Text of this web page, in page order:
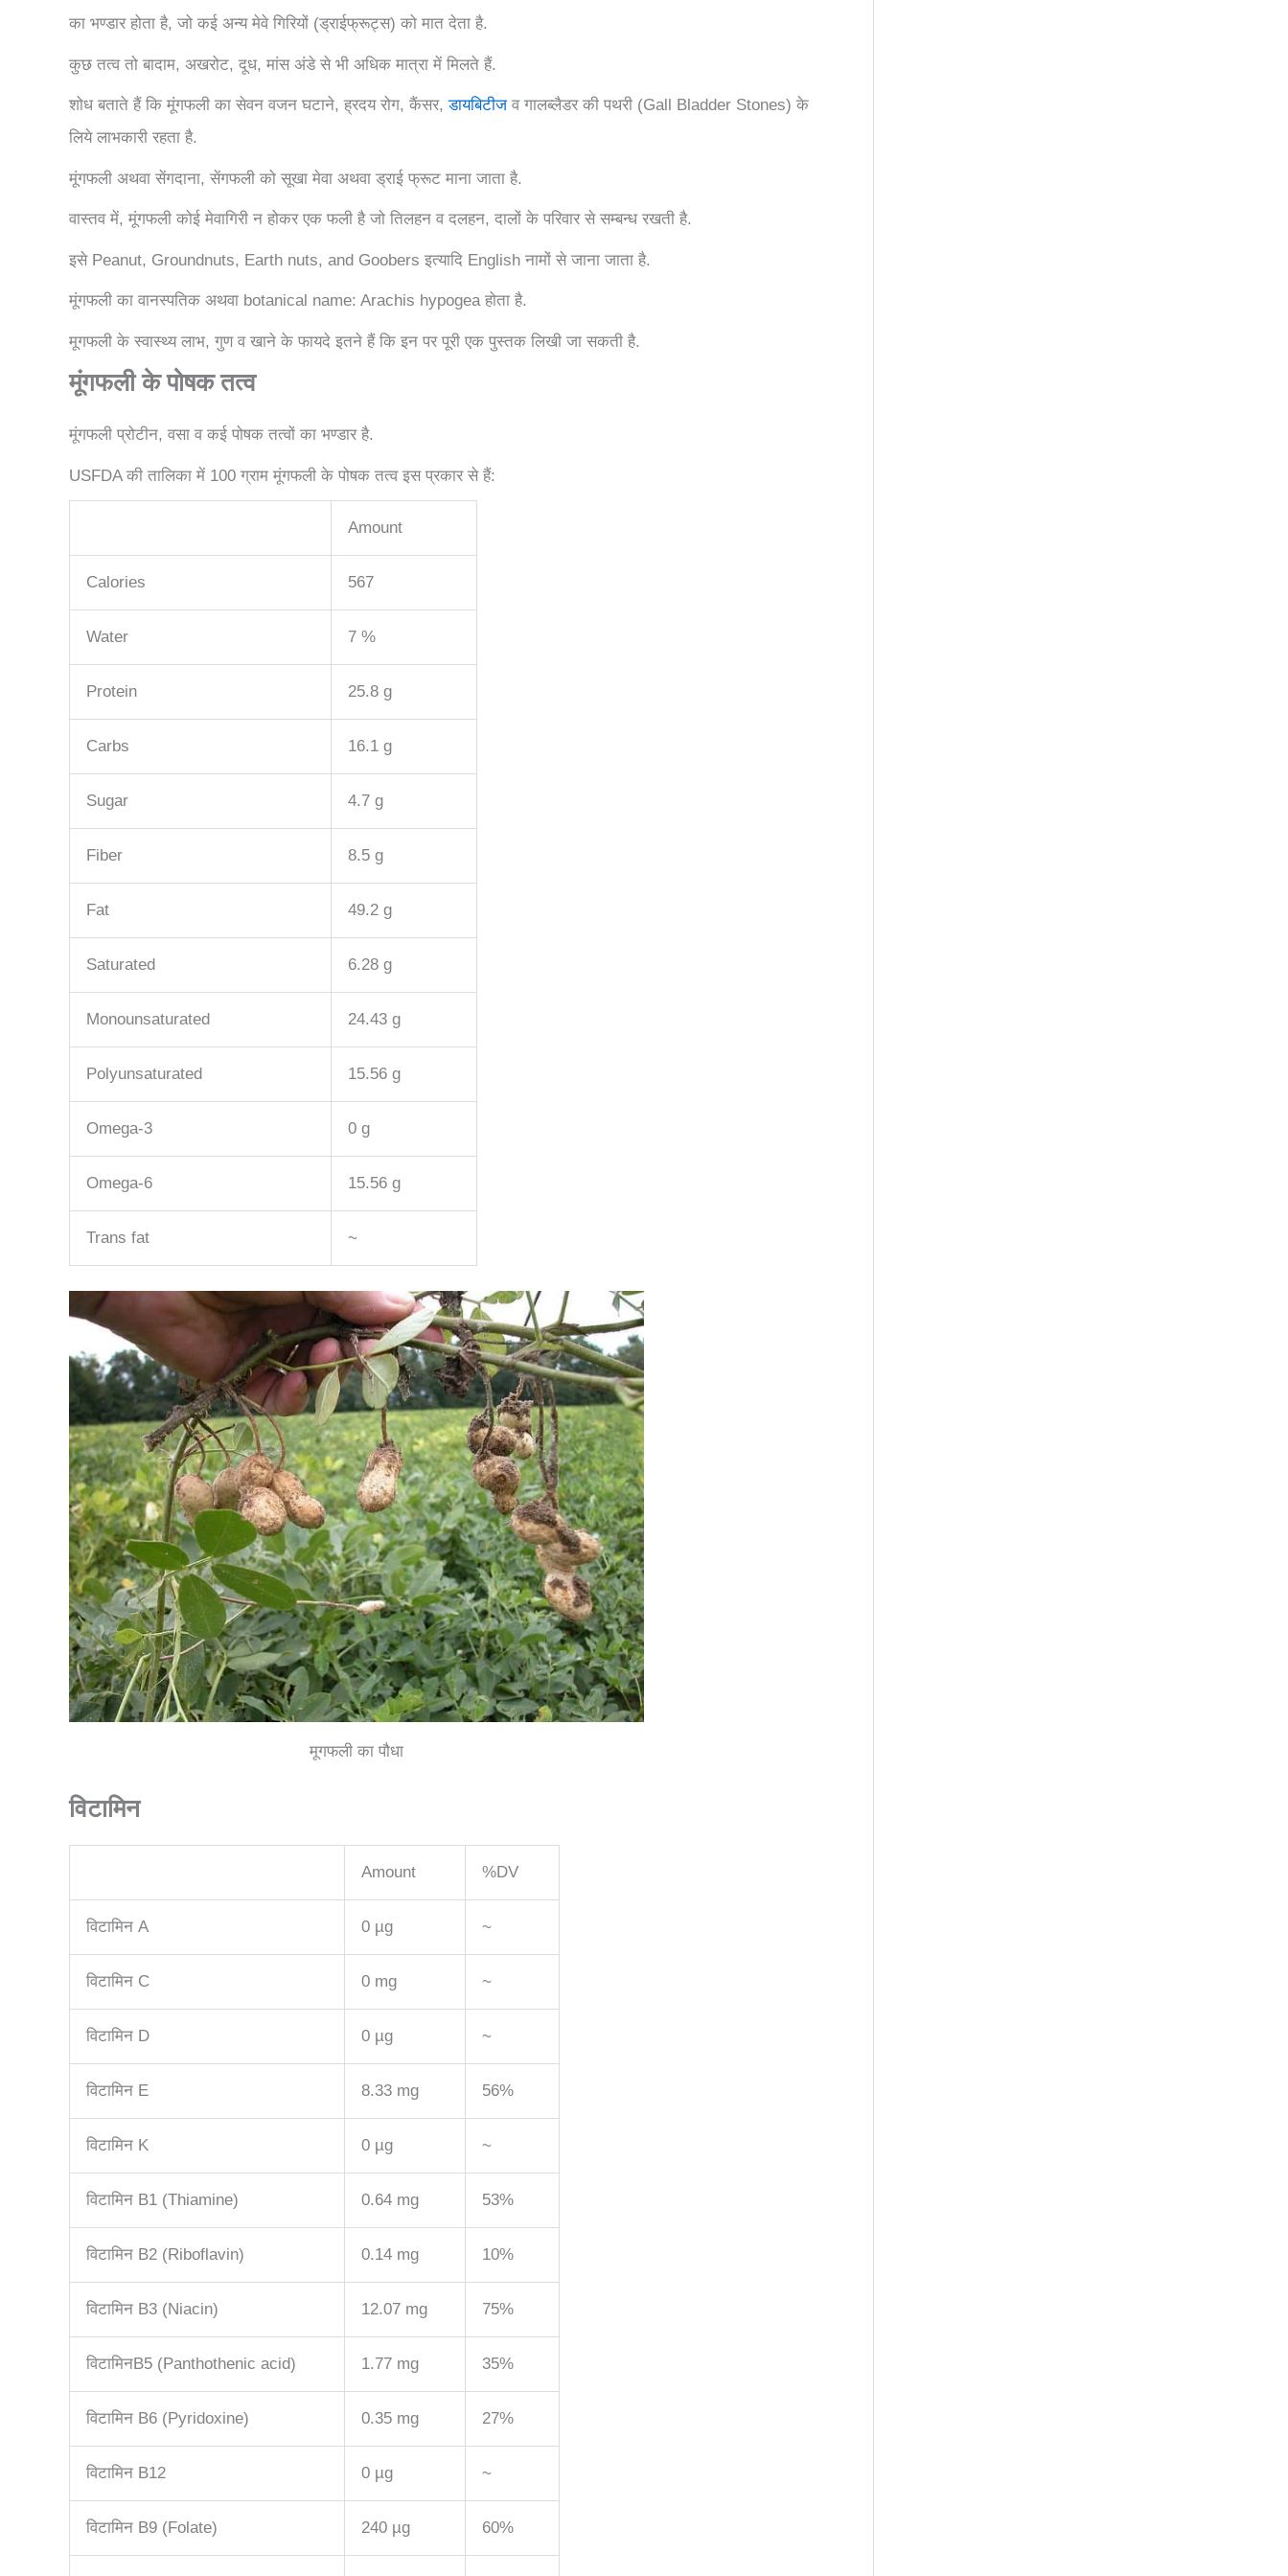
का भण्डार होता है, जो कई अन्य मेवे गिरियों (ड्राईफ्रूट्स) को मात देता है.
कुछ तत्व तो बादाम, अखरोट, दूध, मांस अंडे से भी अधिक मात्रा में मिलते हैं.
शोध बताते हैं कि मूंगफली का सेवन वजन घटाने, ह्रदय रोग, कैंसर,डायबिटीजव गालब्लैडर की पथरी (Gall Bladder Stones) के
लिये लाभकारी रहता है.
मूंगफली अथवा सेंगदाना, सेंगफली को सूखा मेवा अथवा ड्राई फ्रूट माना जाता है.
वास्तव में, मूंगफली कोई मेवागिरी न होकर एक फली है जो तिलहन व दलहन, दालों के परिवार से सम्बन्ध रखती है.
इसे Peanut, Groundnuts, Earth nuts, and Goobers इत्यादि English नामों से जाना जाता है.
मूंगफली का वानस्पतिक अथवा botanical name: Arachis hypogea होता है.
मूगफली के स्वास्थ्य लाभ, गुण व खाने के फायदे इतने हैं कि इन पर पूरी एक पुस्तक लिखी जा सकती है.
मूंगफली के पोषक तत्व
मूंगफली प्रोटीन, वसा व कई पोषक तत्वों का भण्डार है.
USFDA की तालिका में 100 ग्राम मूंगफली के पोषक तत्व इस प्रकार से हैं:
Amount
Calories 567
Water 7 %
Protein 25.8 g
Carbs 16.1 g
Sugar 4.7 g
Fiber 8.5 g
Fat 49.2 g
Saturated 6.28 g
Monounsaturated 24.43 g
Polyunsaturated 15.56 g
Omega-3 0 g
Omega-6 15.56 g
Trans fat ~
मूगफली का पौधा
विटामिन
Amount %DV
विटामिन A 0 µg ~
विटामिन C 0 mg ~
विटामिन D 0 µg ~
विटामिन E 8.33 mg 56%
विटामिन K 0 µg ~
विटामिन B1 (Thiamine) 0.64 mg 53%
विटामिन B2 (Riboflavin) 0.14 mg 10%
विटामिन B3 (Niacin) 12.07 mg 75%
विटामिनB5 (Panthothenic acid) 1.77 mg 35%
विटामिन B6 (Pyridoxine) 0.35 mg 27%
विटामिन B12 0 µg ~
विटामिन B9 (Folate) 240 µg 60%